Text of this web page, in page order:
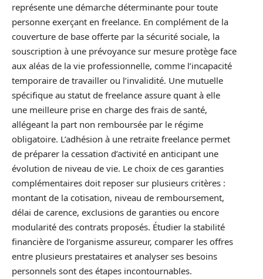
représente une démarche déterminante pour toute
personne exerçant en freelance. En complément de la
couverture de base offerte par la sécurité sociale, la
souscription à une prévoyance sur mesure protège face
aux aléas de la vie professionnelle, comme l’incapacité
temporaire de travailler ou l’invalidité. Une mutuelle
spécifique au statut de freelance assure quant à elle
une meilleure prise en charge des frais de santé,
allégeant la part non remboursée par le régime
obligatoire. L’adhésion à une retraite freelance permet
de préparer la cessation d’activité en anticipant une
évolution de niveau de vie. Le choix de ces garanties
complémentaires doit reposer sur plusieurs critères :
montant de la cotisation, niveau de remboursement,
délai de carence, exclusions de garanties ou encore
modularité des contrats proposés. Étudier la stabilité
financière de l’organisme assureur, comparer les offres
entre plusieurs prestataires et analyser ses besoins
personnels sont des étapes incontournables.